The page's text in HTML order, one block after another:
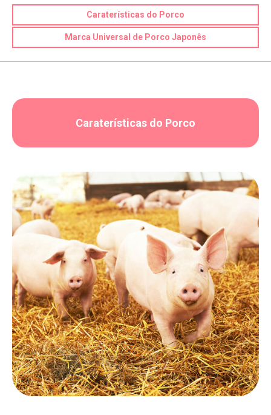
Caraterísticas do Porco
Marca Universal de Porco Japonês
Caraterísticas do Porco